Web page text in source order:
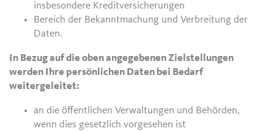
insbesondere Kreditversicherungen
Bereich der Bekanntmachung und Verbreitung der
Daten.
In Bezug auf die oben angegebenen Zielstellungen
werden Ihre persönlichen Daten bei Bedarf
weitergeleitet:
an die öffentlichen Verwaltungen und Behörden,
wenn dies gesetzlich vorgesehen ist